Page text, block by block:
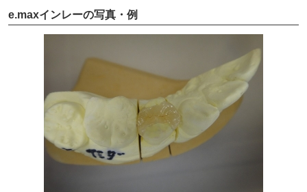
e.maxインレーの写真・例